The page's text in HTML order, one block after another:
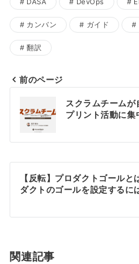
DASA DevOps
カンバン ガイド
翻訳
前のページ
スクラムチームが
プリント活動に集
【反転】プロダクトゴールと
ダクトのゴールを設定するに
関連記事